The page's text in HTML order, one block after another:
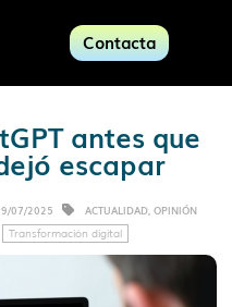
Contacta
antes que
escapar
07/2025 ACTUALIDAD, OPINIÓN
Transformación digital